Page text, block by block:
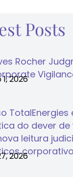
Posts
Rocher
2026
TotalEnergies
do dever
leitura
2026